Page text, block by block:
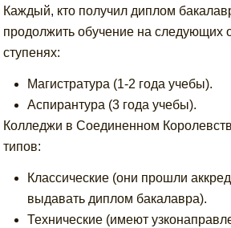
Каждый, кто получил диплом
продолжить обучение на следующих
ступенях:
Магистратура (1-2 года учебы).
Аспирантура (3 года учебы).
Колледжи в Соединенном
типов:
Классические (они прошли
выдавать диплом бакалавра).
Технические (имеют